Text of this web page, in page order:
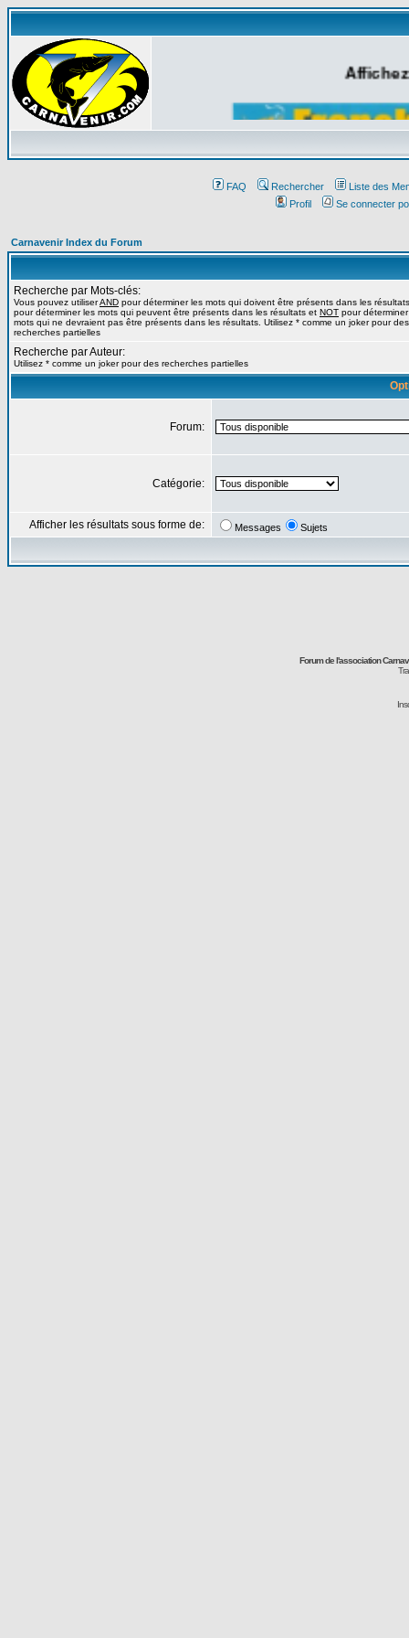
FAQ Rechercher
Liste des
Profil
Se connecter
Carnavenir Index du Forum
Recherche par Mots-clés:
Vous pouvez utiliserAND pour déterminer les mots qui doivent être présents dans les
pour déterminer les mots qui peuvent être présents dans les résultats et NOT pour
mots qui ne devraient pas être présents dans les résultats. Utilisez * comme un joker pour des
recherches partielles
Recherche par Auteur:
Utilisez * comme un joker pour des recherches partielles
Forum:
Catégorie:
Afficher les résultats sous forme de: Messages Sujets
Forum de l'association